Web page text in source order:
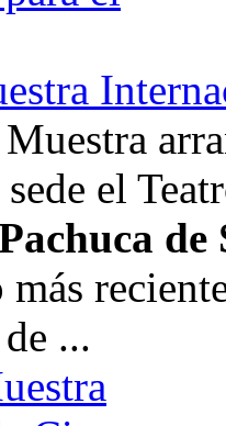
el
de
más
...